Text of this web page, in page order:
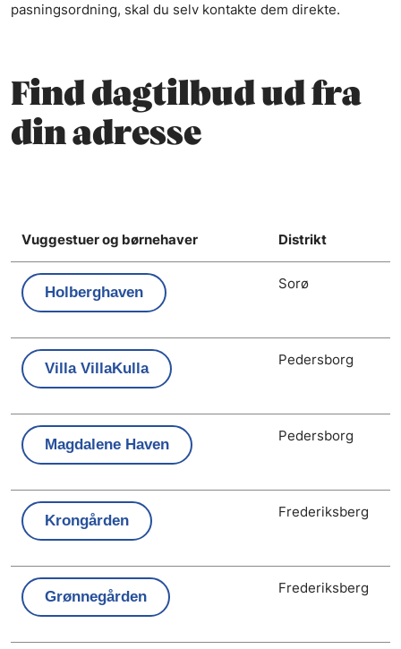
pasningsordning, skal du selv kontakte dem direkte.
Find dagtilbud ud fra
din adresse
Vuggestuer og børnehaver Distrikt
Holberghaven
Sorø
Villa VillaKulla
Pedersborg
Magdalene Haven
Pedersborg
Krongården
Frederiksberg
Grønnegården
Frederiksberg